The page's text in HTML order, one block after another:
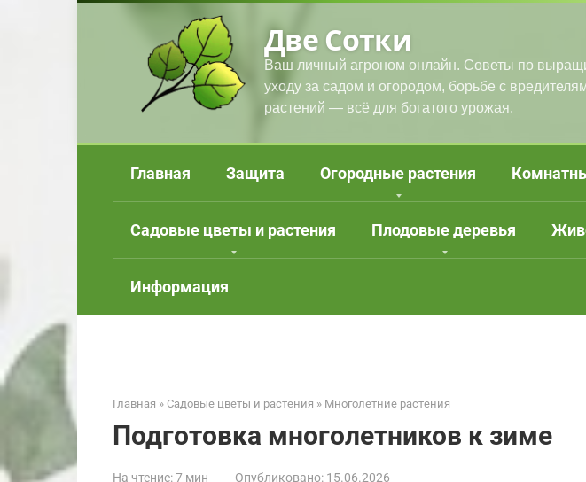
Две Сотки
Ваш личный агроном онлайн. Советы по
уходу за садом и огородом, борьбе с
растений — всё для богатого урожая.
Главная Защита Огородные растения
Садовые цветы и растения Плодовые деревья
Информация
Главная » Садовые цветы и растения » Многолетние растения
Подготовка многолетников к зиме
На чтение:7 мин Опубликовано: 15.06.2026